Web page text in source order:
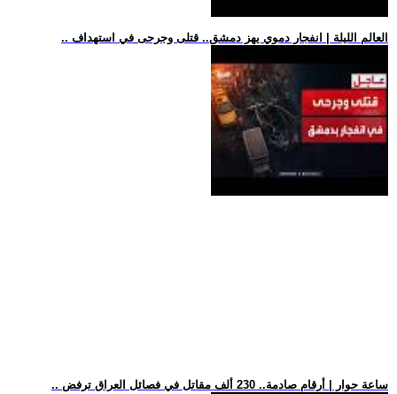
.. العالم الليلة | انفجار دموي يهز دمشق.. قتلى وجرحى في استهداف
.. ساعة حوار | أرقام صادمة.. 230 ألف مقاتل في فصائل العراق ترفض